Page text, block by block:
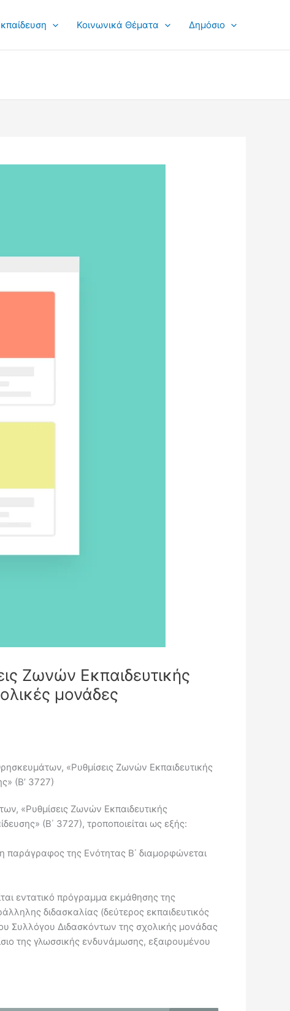
Κοινωνικά Θέματα Δημόσιο
Ζωνών Εκπαιδευτικής
μονάδες
«Ρυθμίσεις Ζωνών Εκπαιδευτικής
(Β’ 3727)
«Ρυθμίσεις Ζωνών Εκπαιδευτικής
(Β΄ 3727), τροποποιείται ως εξής:
παράγραφος της Ενότητας Β΄ διαμορφώνεται
εντατικό πρόγραμμα εκμάθησης της
διδασκαλίας (δεύτερος εκπαιδευτικός
Συλλόγου Διδασκόντων της σχολικής μονάδας
της γλωσσικής ενδυνάμωσης, εξαιρουμένου